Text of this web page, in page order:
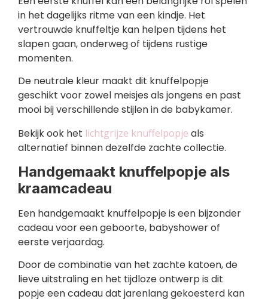
in het dagelijks ritme van een kindje. Het
vertrouwde knuffeltje kan helpen tijdens het
slapen gaan, onderweg of tijdens rustige
momenten.
De neutrale kleur maakt dit knuffelpopje
geschikt voor zowel meisjes als jongens en past
mooi bij verschillende stijlen in de babykamer.
Bekijk ook het lichtgrijze knuffelpopje als
alternatief binnen dezelfde zachte collectie.
Handgemaakt knuffelpopje als
kraamcadeau
Een handgemaakt knuffelpopje is een bijzonder
cadeau voor een geboorte, babyshower of
eerste verjaardag.
Door de combinatie van het zachte katoen, de
lieve uitstraling en het tijdloze ontwerp is dit
popje een cadeau dat jarenlang gekoesterd kan